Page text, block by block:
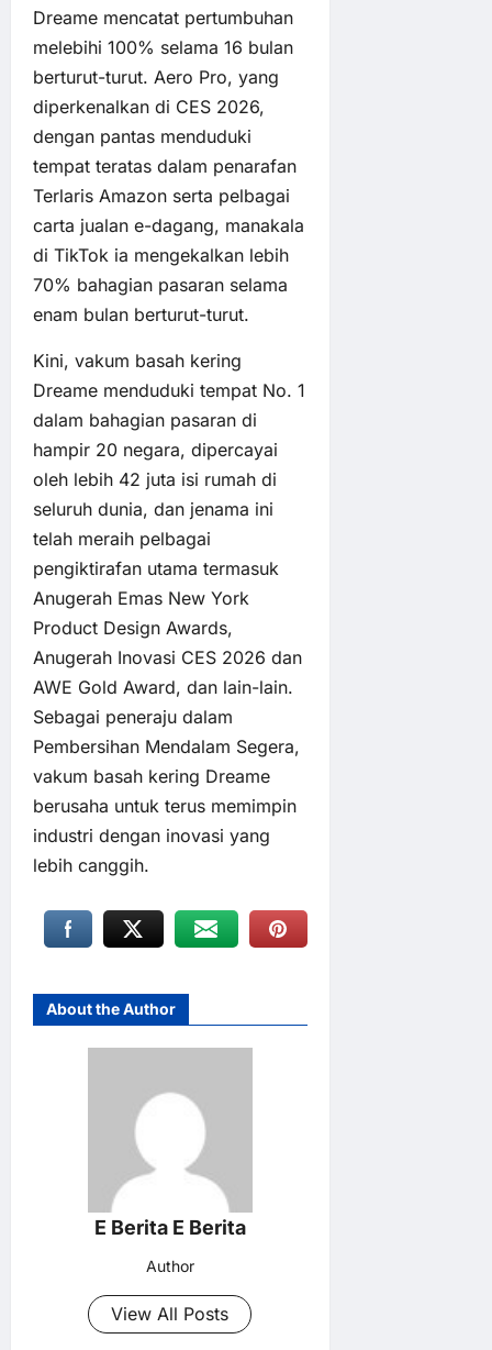
Dreame mencatat pertumbuhan
melebihi 100% selama 16 bulan
berturut-turut. Aero Pro, yang
diperkenalkan di CES 2026,
dengan pantas menduduki
tempat teratas dalam penarafan
Terlaris Amazon serta pelbagai
carta jualan e-dagang, manakala
di TikTok ia mengekalkan lebih
70% bahagian pasaran selama
enam bulan berturut-turut.
Kini, vakum basah kering
Dreame menduduki tempat No. 1
dalam bahagian pasaran di
hampir 20 negara, dipercayai
oleh lebih 42 juta isi rumah di
seluruh dunia, dan jenama ini
telah meraih pelbagai
pengiktirafan utama termasuk
Anugerah Emas New York
Product Design Awards,
Anugerah Inovasi CES 2026 dan
AWE Gold Award, dan lain-lain.
Sebagai peneraju dalam
Pembersihan Mendalam Segera,
vakum basah kering Dreame
berusaha untuk terus memimpin
industri dengan inovasi yang
lebih canggih.
About the Author
E Berita E Berita
Author
View All Posts